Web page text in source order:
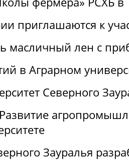
приглашаются к
масличный лен с
в Аграрном
Северного
Зауралья